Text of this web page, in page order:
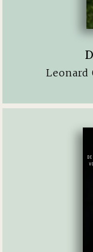
Leonard